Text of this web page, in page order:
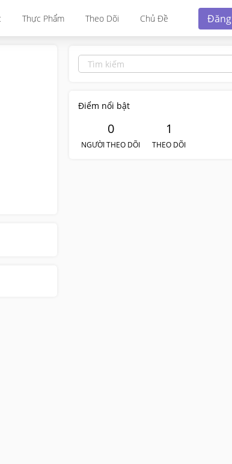
Thực Phẩm Theo Dõi Chủ Đề
Điểm nổi bật
0
NGƯỜI THEO DÕI
1
THEO DÕI